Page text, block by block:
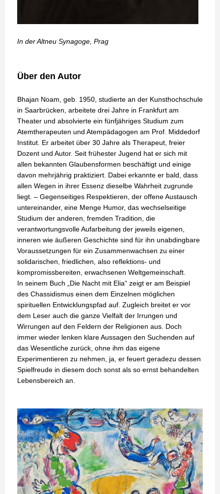
In der Altneu Synagoge, Prag
Über den Autor
Bhajan Noam, geb. 1950, studierte an der Kunsthochschule
in Saarbrücken, arbeitete drei Jahre in Frankfurt am
Theater und absolvierte ein fünfjähriges Studium zum
Atemtherapeuten und Atempädagogen am Prof. Middedorf
Institut. Er arbeitet über 30 Jahre als Therapeut, freier
Dozent und Autor. Seit frühester Jugend hat er sich mit
allen bekannten Glaubensformen beschäftigt und einige
davon mehrjährig praktiziert. Dabei erkannte er bald, dass
allen Wegen in ihrer Essenz dieselbe Wahrheit zugrunde
liegt. – Gegenseitiges Respektieren, der offene Austausch
untereinander, eine Menge Humor, das wechselseitige
Studium der anderen, fremden Tradition, die
verantwortungsvolle Aufarbeitung der jeweils eigenen,
inneren wie äußeren Geschichte sind für ihn unabdingbare
Voraussetzungen für ein Zusammenwachsen zu einer
solidarischen, friedlichen, also reflektions- und
kompromissbereiten, erwachsenen Weltgemeinschaft.
In seinem Buch „Die Nacht mit Elia“ zeigt er am Beispiel
des Chassidismus einen dem Einzelnen möglichen
spirituellen Entwicklungspfad auf. Zugleich breitet er vor
dem Leser auch die ganze Vielfalt der Irrungen und
Wirrungen auf den Feldern der Religionen aus. Doch
immer wieder lenken klare Aussagen den Suchenden auf
das Wesentliche zurück, ohne ihm das eigene
Experimentieren zu nehmen, ja, er feuert geradezu dessen
Spielfreude in diesem doch sonst als so ernst behandelten
Lebensbereich an.